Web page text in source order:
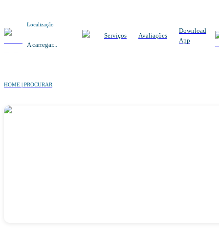
Localização
A carregar...
Serviços Avaliações
Download
App
HOME | PROCURAR